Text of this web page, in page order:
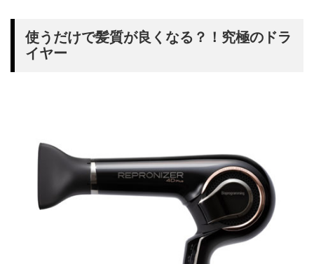
使うだけで髪質が良くなる？！究極のドラ
イヤー